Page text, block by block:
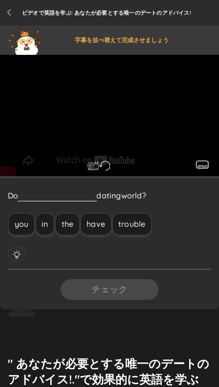
ビデオで英語を学ぶ: あなたが必要とする唯一のデートのアドバイス!
字幕を並べ替えて完成させましょう
Do thedatingworld?
you in the have trouble
チェック
" あなたが必要とする唯一のデートの
アドバイス!."で効果的に英語を学ぶ